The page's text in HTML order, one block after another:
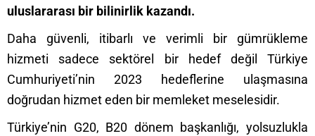
uluslararası bir bilinirlik kazandı.
Daha güvenli, itibarlı ve verimli bir gümrükleme
hizmeti sadece sektörel bir hedef değil Türkiye
Cumhuriyeti’nin 2023 hedeflerine ulaşmasına
doğrudan hizmet eden bir memleket meselesidir.
Türkiye’nin G20, B20 dönem başkanlığı, yolsuzlukla